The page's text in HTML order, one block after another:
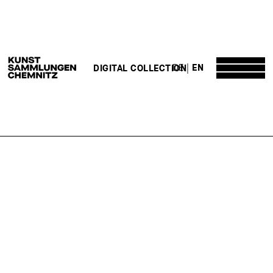
DE EN
DIGITAL COLLECTION